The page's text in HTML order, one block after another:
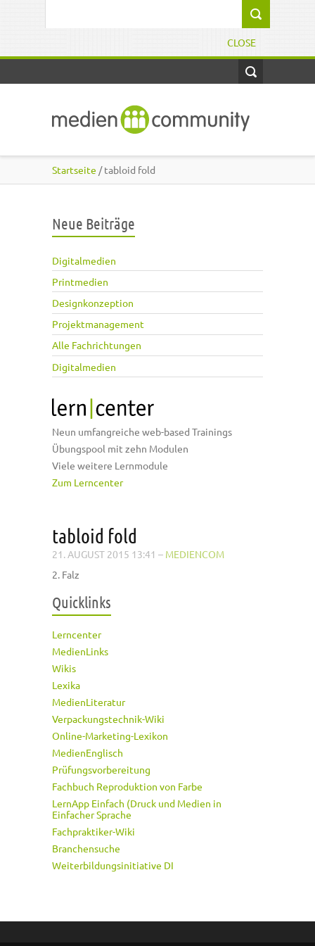
CLOSE
Startseite / tabloid fold
Neue Beiträge
Digitalmedien
Printmedien
Designkonzeption
Projektmanagement
Alle Fachrichtungen
Digitalmedien
Neun umfangreiche web-based Trainings
Übungspool mit zehn Modulen
Viele weitere Lernmodule
Zum Lerncenter
tabloid fold
21. AUGUST 2015 13:41 – MEDIENCOM
2. Falz
Quicklinks
Lerncenter
MedienLinks
Wikis
Lexika
MedienLiteratur
Verpackungstechnik-Wiki
Online-Marketing-Lexikon
MedienEnglisch
Prüfungsvorbereitung
Fachbuch Reproduktion von Farbe
LernApp Einfach (Druck und Medien in
Einfacher Sprache
Fachpraktiker-Wiki
Branchensuche
Weiterbildungsinitiative DI